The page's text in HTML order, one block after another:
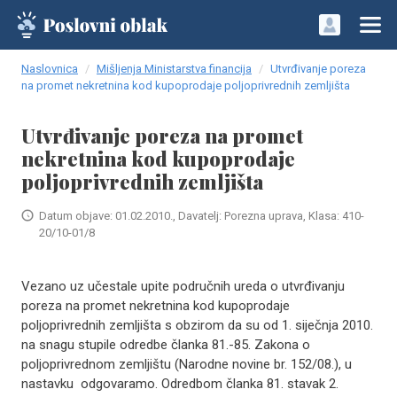
Naslovnica Mišljenja Ministarstva financija
Utvrđivanje poreza
na promet nekretnina kod kupoprodaje poljoprivrednih zemljišta
Utvrđivanje poreza na promet
nekretnina kod kupoprodaje
poljoprivrednih zemljišta
Datum objave: 01.02.2010., Davatelj: Porezna uprava, Klasa: 410-
20/10-01/8
Vezano uz učestale upite područnih ureda o utvrđivanju
poreza na promet nekretnina kod kupoprodaje
poljoprivrednih zemljišta s obzirom da su od 1. siječnja 2010.
na snagu stupile odredbe članka 81.-85. Zakona o
poljoprivrednom zemljištu (Narodne novine br. 152/08.), u
nastavku odgovaramo. Odredbom članka 81. stavak 2.